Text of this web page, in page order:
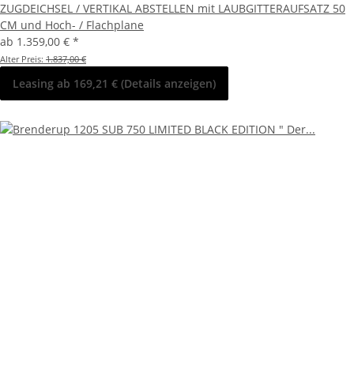
ZUGDEICHSEL / VERTIKAL ABSTELLEN mit LAUBGITTERAUFSATZ 50
CM und Hoch- / Flachplane
ab 1.359,00 € *
Alter Preis: 1.837,00 €
Leasing ab 169,21 € (Details anzeigen)